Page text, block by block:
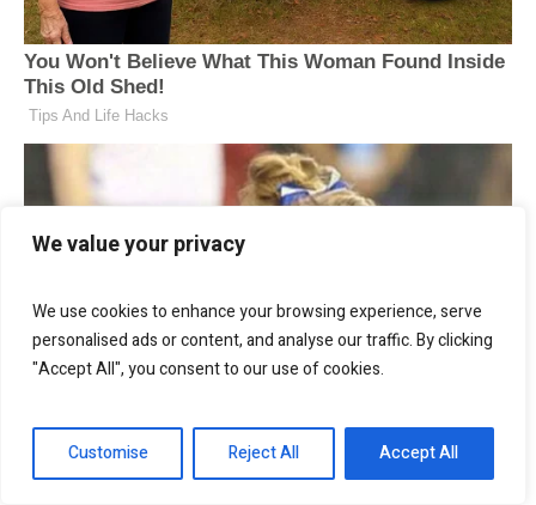
We value your privacy
We use cookies to enhance your browsing experience, serve
personalised ads or content, and analyse our traffic. By clicking
"Accept All", you consent to our use of cookies.
Customise Reject All Accept All